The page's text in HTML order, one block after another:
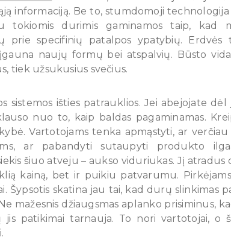
informaciją. Be to, stumdomoji
tokiomis durimis gaminamos taip, kad
prie specifinių patalpos ypatybių.
naujų formų bei atspalvių. Būsto
tiek užsukusius svečius.
sistemos išties patrauklios. Jei abejojate
nuo to, kaip baldas pagaminamas.
Vartotojams tenka apmąstyti, ar
ar pabandyti sutaupyti produkto
šiuo atveju – aukso viduriukas. Jį atradus
kainą, bet ir puikiu patvarumu.
Šypsotis skatina jau tai, kad durų slinkimas
mažesnis džiaugsmas aplanko prisiminus,
jis patikimai tarnauja. To nori vartotojai, o